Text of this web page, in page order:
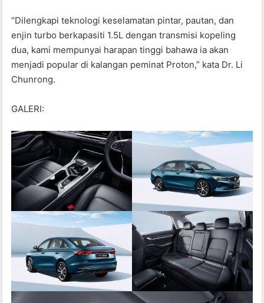
“Dilengkapi teknologi keselamatan pintar, pautan, dan
enjin turbo berkapasiti 1.5L dengan transmisi kopeling
dua, kami mempunyai harapan tinggi bahawa ia akan
menjadi popular di kalangan peminat Proton,” kata Dr. Li
Chunrong.
GALERI: